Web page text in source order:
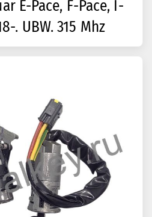
E-Pace, F-Pace, I-
. UBW. 315 Mhz